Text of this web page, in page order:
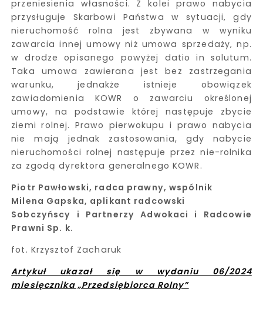
przeniesienia własności. Z kolei prawo nabycia
przysługuje Skarbowi Państwa w sytuacji, gdy
nieruchomość rolna jest zbywana w wyniku
zawarcia innej umowy niż umowa sprzedaży, np.
w drodze opisanego powyżej datio in solutum.
Taka umowa zawierana jest bez zastrzegania
warunku, jednakże istnieje obowiązek
zawiadomienia KOWR o zawarciu określonej
umowy, na podstawie której następuje zbycie
ziemi rolnej. Prawo pierwokupu i prawo nabycia
nie mają jednak zastosowania, gdy nabycie
nieruchomości rolnej następuje przez nie-rolnika
za zgodą dyrektora generalnego KOWR.
Piotr Pawłowski, radca prawny, wspólnik
Milena Gapska, aplikant radcowski
Sobczyńscy i Partnerzy Adwokaci i Radcowie
Prawni Sp. k.
fot. Krzysztof Zacharuk
Artykuł ukazał się w wydaniu 06/2024
miesięcznika „Przedsiębiorca Rolny”